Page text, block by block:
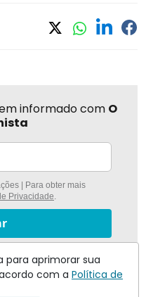
informado com O
| Para obter mais
Privacidade.
para aprimorar sua
com a Política de